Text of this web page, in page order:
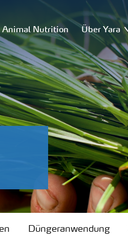
Animal Nutrition Über Yara
Düngeranwendung